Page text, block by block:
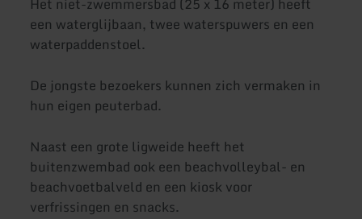
een waterglijbaan, twee waterspuwers en een
waterpaddenstoel.
De jongste bezoekers kunnen zich vermaken in
hun eigen peuterbad.
Naast een grote ligweide heeft het
buitenzwembad ook een beachvolleybal- en
beachvoetbalveld en een kiosk voor
verfrissingen en snacks.